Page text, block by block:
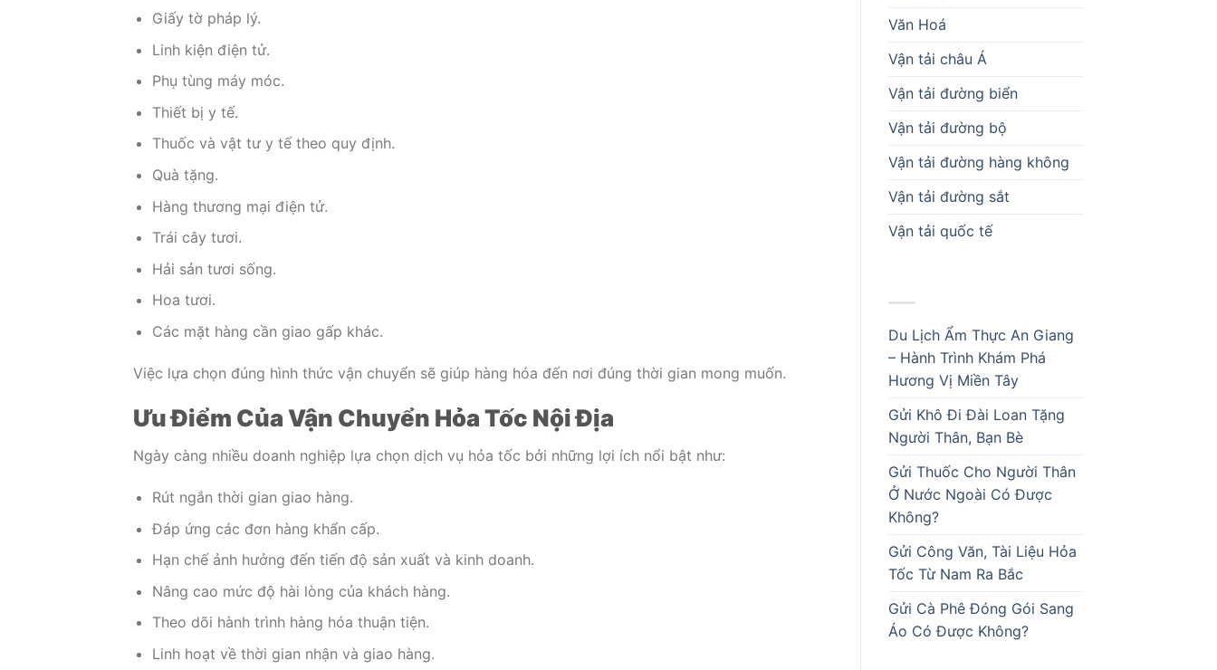
Giấy tờ pháp lý.
Linh kiện điện tử.
Phụ tùng máy móc.
Thiết bị y tế.
Thuốc và vật tư y tế theo quy định.
Quà tặng.
Hàng thương mại điện tử.
Trái cây tươi.
Hải sản tươi sống.
Hoa tươi.
Các mặt hàng cần giao gấp khác.
Việc lựa chọn đúng hình thức vận chuyển sẽ giúp hàng hóa đến nơi đúng thời gian mong muốn.
Ưu Điểm Của Vận Chuyển Hỏa Tốc Nội Địa
Ngày càng nhiều doanh nghiệp lựa chọn dịch vụ hỏa tốc bởi những lợi ích nổi bật như:
Rút ngắn thời gian giao hàng.
Đáp ứng các đơn hàng khẩn cấp.
Hạn chế ảnh hưởng đến tiến độ sản xuất và kinh doanh.
Nâng cao mức độ hài lòng của khách hàng.
Theo dõi hành trình hàng hóa thuận tiện.
Linh hoạt về thời gian nhận và giao hàng.
Văn Hoá
Vận tải châu Á
Vận tải đường biển
Vận tải đường bộ
Vận tải đường hàng không
Vận tải đường sắt
Vận tải quốc tế
Du Lịch Ẩm Thực An Giang
– Hành Trình Khám Phá
Hương Vị Miền Tây
Gửi Khô Đi Đài Loan Tặng
Người Thân, Bạn Bè
Gửi Thuốc Cho Người Thân
Ở Nước Ngoài Có Được
Không?
Gửi Công Văn, Tài Liệu Hỏa
Tốc Từ Nam Ra Bắc
Gửi Cà Phê Đóng Gói Sang
Áo Có Được Không?